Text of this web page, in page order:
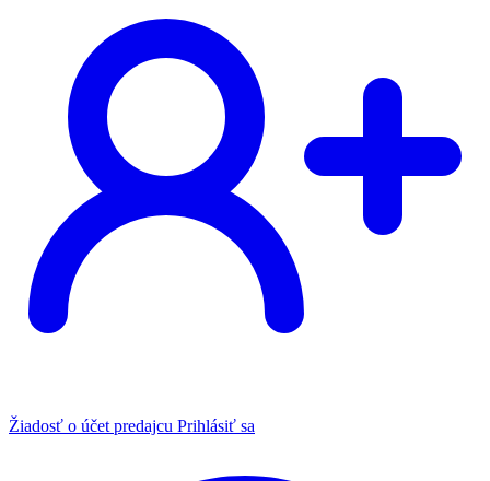
Žiadosť o účet predajcu Prihlásiť sa